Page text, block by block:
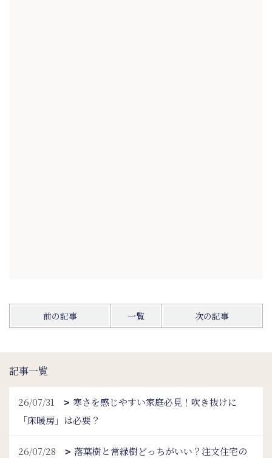
前の記事 一覧 次の記事
記事一覧
26/07/31
寒さを感じやすい家庭必見！吹き抜けに
「床暖房」は必要？
26/07/28
落葉樹と常緑樹どっちがいい？注文住宅の